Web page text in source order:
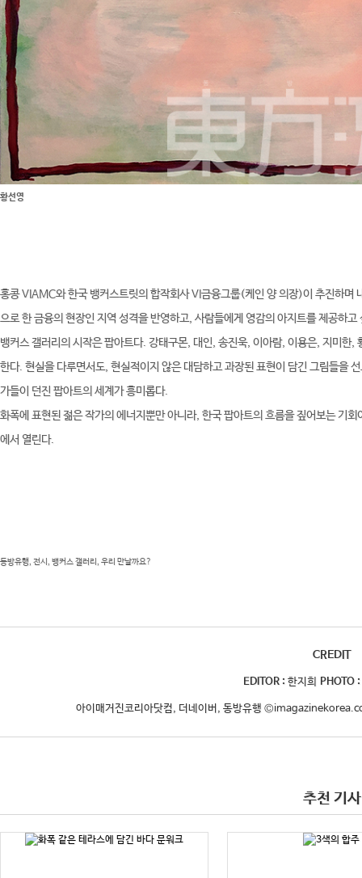
황선영
홍콩 VIAMC와 한국 뱅커스트릿의 합작회사 VI금융그룹(케인 양 의장)이 추진하며
으로 한 금융의 현장인 지역 성격을 반영하고, 사람들에게 영감의 아지트를 제공하
뱅커스 갤러리의 시작은 팝아트다. 강태구몬, 대인, 송진욱, 이아람, 이용은, 지미한
한다. 현실을 다루면서도, 현실적이지 않은 대담하고 과장된 표현이 담긴 그림들을
가들이 던진 팝아트의 세계가 흥미롭다.
화폭에 표현된 젊은 작가의 에너지뿐만 아니라, 한국 팝아트의 흐름을 짚어보는
에서 열린다.
동방유행, 전시, 뱅커스 갤러리, 우리 만날까요?
CREDIT
EDITOR :한지희 PHOTO
아이매거진코리아닷컴, 더네이버, 동방유행
추천 기사